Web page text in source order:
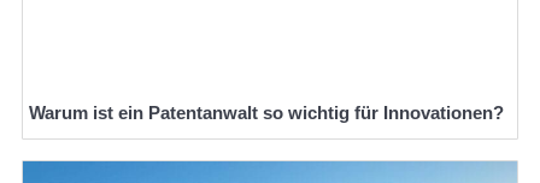
Warum ist ein Patentanwalt so wichtig für Innovationen?